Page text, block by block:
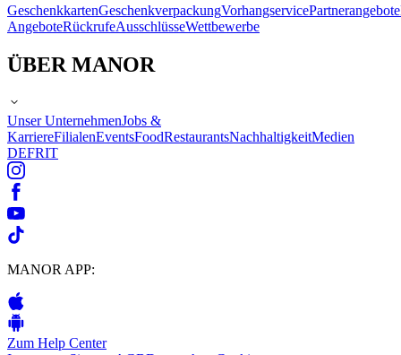
GeschenkkartenGeschenkverpackungVorhangservicePartnerangebote
AngeboteRückrufeAusschlüsseWettbewerbe
ÜBER MANOR
Unser UnternehmenJobs &
KarriereFilialenEventsFoodRestaurantsNachhaltigkeitMedien
DEFRIT
MANOR APP:
Zum Help Center